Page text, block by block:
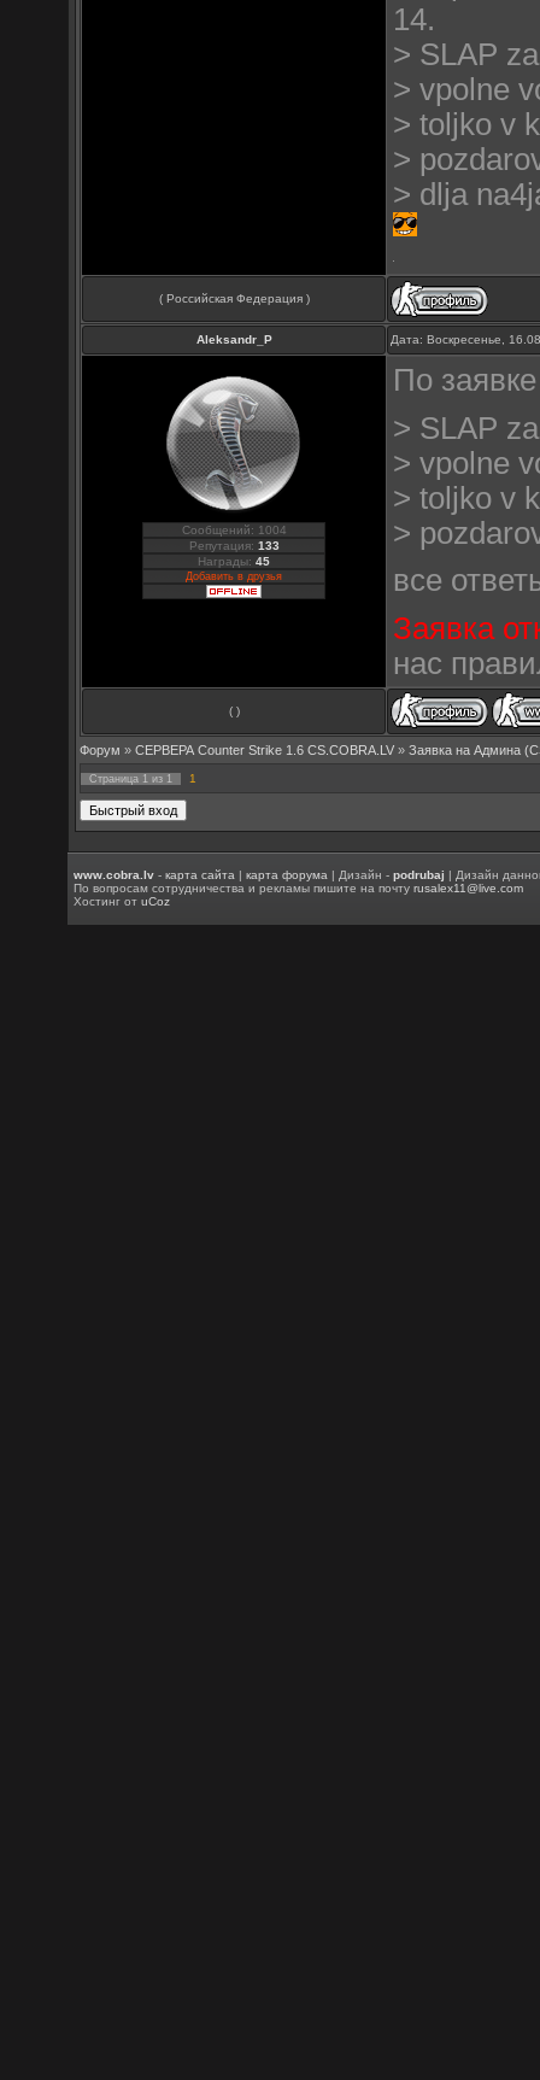
14.
> SLAP
> vpolne
> toljko v
>
> dlja
( Российская Федерация )
Aleksandr_P Дата: Воскресенье,
Сообщений: 1004
Репутация: 133
Награды:45
Добавить в друзья
По
> SLAP
> vpolne
> toljko v
>
все
Заявка
нас
( )
Форум » СЕРВЕРА Counter Strike 1.6 CS.COBRA.LV » Заявка на Aдмина
Страница 1 из 1 1
www.cobra.lv -карта сайта |карта форума | Дизайн -podrubaj | Дизайн
По вопросам сотрудничества и рекламы пишите на почтуrusalex11@live.com
Хостинг отuCoz